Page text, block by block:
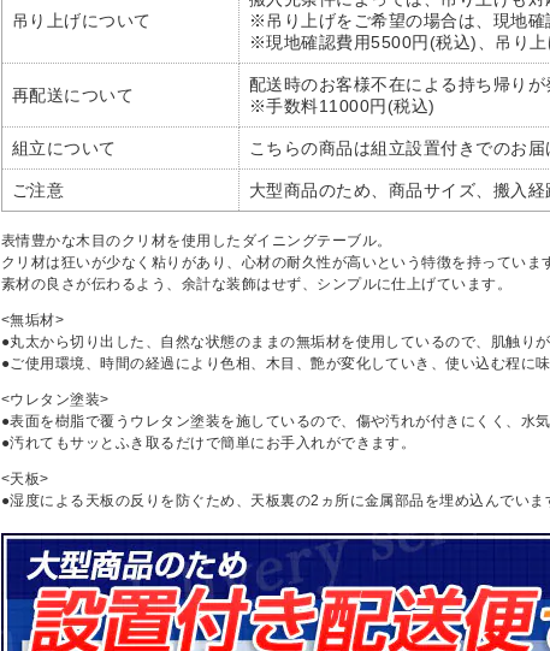
吊り上げについて
※吊り上げをご希望の場合は、現地確
※現地確認費用5500円(税込)、吊り
再配送について
配送時のお客様不在による持ち帰り
※手数料11000円(税込)
組立について こちらの商品は組立設置付きでのお届
ご注意 大型商品のため、商品サイズ、搬入経
表情豊かな木目のクリ材を使用したダイニングテーブル。
クリ材は狂いが少なく粘りがあり、心材の耐久性が高いという特徴を持っていま
素材の良さが伝わるよう、余計な装飾はせず、シンプルに仕上げています。
<無垢材>
●丸太から切り出した、自然な状態のままの無垢材を使用しているので、肌触り
●ご使用環境、時間の経過により色相、木目、艶が変化していき、使い込む程に
<ウレタン塗装>
●表面を樹脂で覆うウレタン塗装を施しているので、傷や汚れが付きにくく、水気
●汚れてもサッとふき取るだけで簡単にお手入れができます。
<天板>
●湿度による天板の反りを防ぐため、天板裏の2ヵ所に金属部品を埋め込んでいま